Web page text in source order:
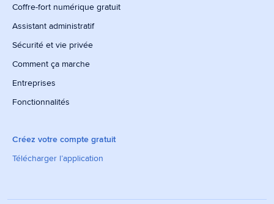
Coffre-fort numérique gratuit
Assistant administratif
Sécurité et vie privée
Comment ça marche
Entreprises
Fonctionnalités
Créez votre compte gratuit
Télécharger l’application